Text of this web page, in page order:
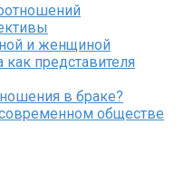
и женщиной
представителя
в браке?
обществе